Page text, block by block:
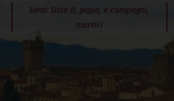
Santi Sisto II, papa, e compagni,
martiri